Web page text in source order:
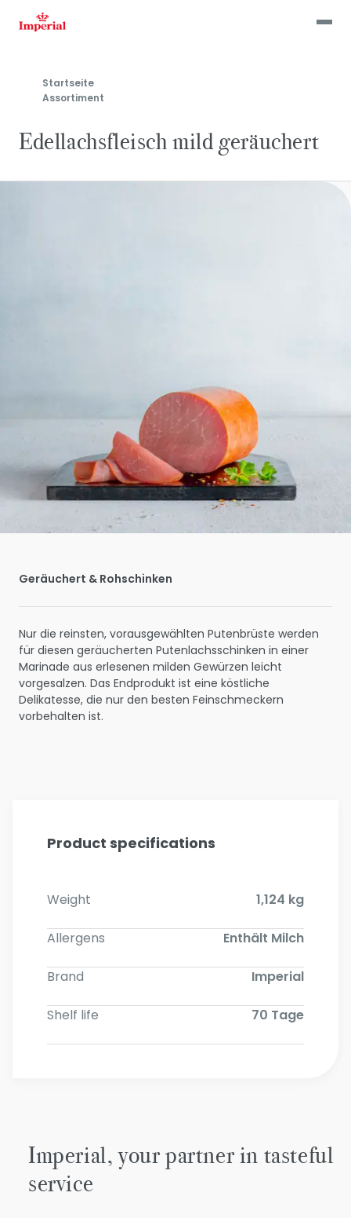
Startseite
Assortiment
Edellachsfleisch mild geräuchert
Geräuchert & Rohschinken
Nur die reinsten, vorausgewählten Putenbrüste werden
für diesen geräucherten Putenlachsschinken in einer
Marinade aus erlesenen milden Gewürzen leicht
vorgesalzen. Das Endprodukt ist eine köstliche
Delikatesse, die nur den besten Feinschmeckern
vorbehalten ist.
Product specifications
Weight 1,124 kg
Allergens Enthält Milch
Brand Imperial
Shelf life 70 Tage
Imperial, your partner in tasteful
service